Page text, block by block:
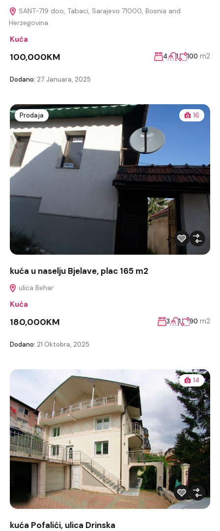
SANT-719 doo, Tabaci, Sarajevo 71000, Bosnia and
Herzegovina
Kuća
100,000KM 4 1 100 m2
Dodano: 27 Januara, 2025
Prodaja 16
kuća u naselju Bjelave, plac 165 m2
ulica Behar
Kuća
180,000KM 3 1 90 m2
Dodano: 21 Oktobra, 2025
14
kuća Pofalići, ulica Drinska